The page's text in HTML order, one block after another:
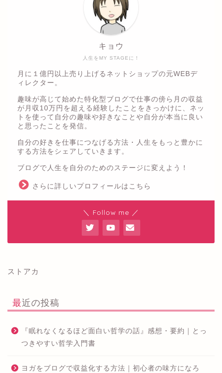
人生をMY STAGEに！
キョウ
月に１億円以上売り上げるネットショップの元WEBデ
ィレクター。
趣味が高じて始めた特化型ブログで仕事の傍ら月の収益
が月収10万円を超える経験したことをきっかけに、ネッ
トを使って自分の趣味や好きなことや自分が本当に良い
と思ったことを発信。
自分の好きを仕事につなげる方法・人生をもっと豊かに
する方法をシェアしていきます。
ブログで人生を自分のためのステージに変えよう！
さらに詳しいプロフィールはこちら
＼ Follow me ／
ストアカ
最近の投稿
『眠れなくなるほど面白い哲学の話』感想・要約｜とっ
つきやすい哲学入門書
ヨガをブログで収益化する方法｜初心者の味方になろ